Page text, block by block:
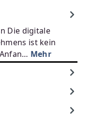
Die digitale
ist kein
Mehr